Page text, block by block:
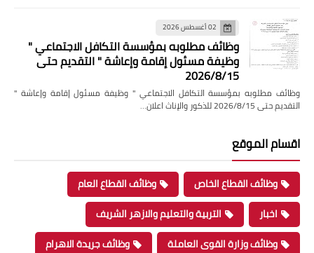
02 أغسطس 2026
وظائف مطلوبه بمؤسسة التكافل الاجتماعي "
وظيفة مسئول إقامة وإعاشة " التقديم حتى
2026/8/15
وظائف مطلوبه بمؤسسة التكافل الاجتماعي " وظيفة مسئول إقامة وإعاشة "
التقديم حتى 2026/8/15 للذكور والإناث اعلان…
اقسام الموقع
وظائف القطاع الخاص
وظائف القطاع العام
اخبار
التربية والتعليم والازهر الشريف
وظائف وزارة القوى العاملة
وظائف جريدة الاهرام